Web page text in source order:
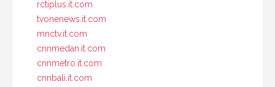
rctiplus.it.com
tvonenews.it.com
mnctv.it.com
cnnmedan.it.com
cnnmetro.it.com
cnnbali.it.com